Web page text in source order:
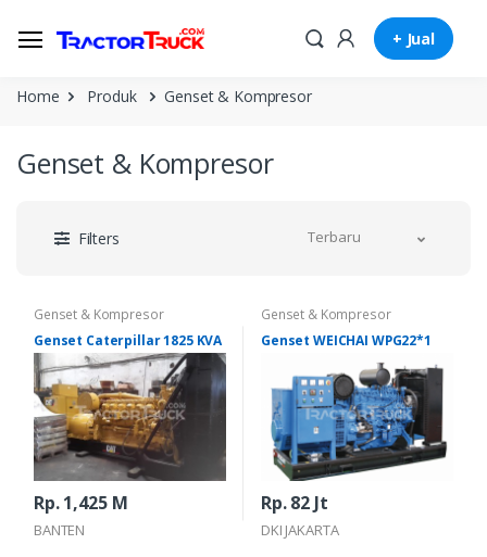
+ Jual
Home Produk Genset & Kompresor
Genset & Kompresor
Filters Terbaru
Genset & Kompresor
Genset Caterpillar 1825 KVA
Rp. 1,425 M
BANTEN
Genset & Kompresor
Genset WEICHAI WPG22*1
Rp. 82 Jt
DKI JAKARTA